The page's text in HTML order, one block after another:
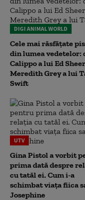
DIGI ANIMAL WORLD
Cele mai răsfățate
din lumea vedetelor:
Calippo a lui Ed
Meredith Grey a lui
Swift
UTV
Gina Pistol a vorbit
prima dată despre
cu tatăl ei. Cum i-a
schimbat viața fiica
Josephine